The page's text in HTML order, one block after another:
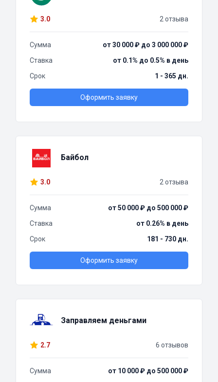
3.0 2 отзыва
Сумма
от 30 000 ₽ до 3 000 000 ₽
Ставка
от 0.1% до 0.5% в день
Срок
1 - 365 дн.
Оформить заявку
Байбол
3.0 2 отзыва
Сумма
от 50 000 ₽ до 500 000 ₽
Ставка
от 0.26% в день
Срок
181 - 730 дн.
Оформить заявку
Заправляем деньгами
2.7 6 отзывов
Сумма
от 10 000 ₽ до 500 000 ₽